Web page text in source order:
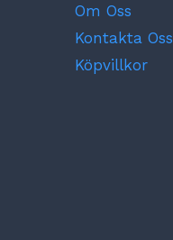
Om Oss
Kontakta Oss
Köpvillkor